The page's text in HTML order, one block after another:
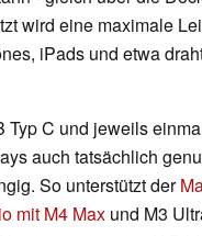
wird eine maximale
iPads und etwa
C und jeweils
auch tatsächlich
So unterstützt der
mit M4 Max und M3